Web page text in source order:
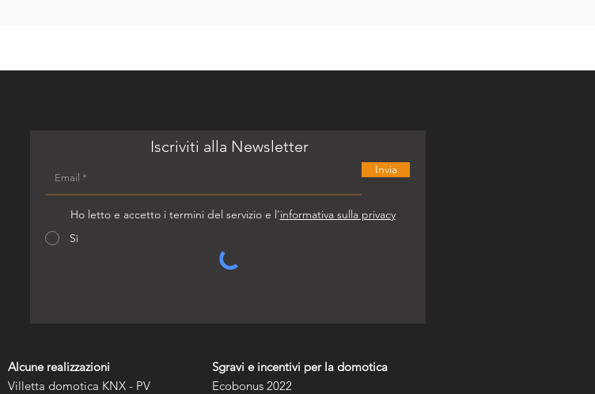
Iscriviti alla Newsletter
Invia
Ho letto e accetto i termini del servizio e l'informativa sulla privacy
Sì
Alcune realizzazioni
Villetta domotica KNX - PV
Sgravi e incentivi per la domotica
Ecobonus 2022